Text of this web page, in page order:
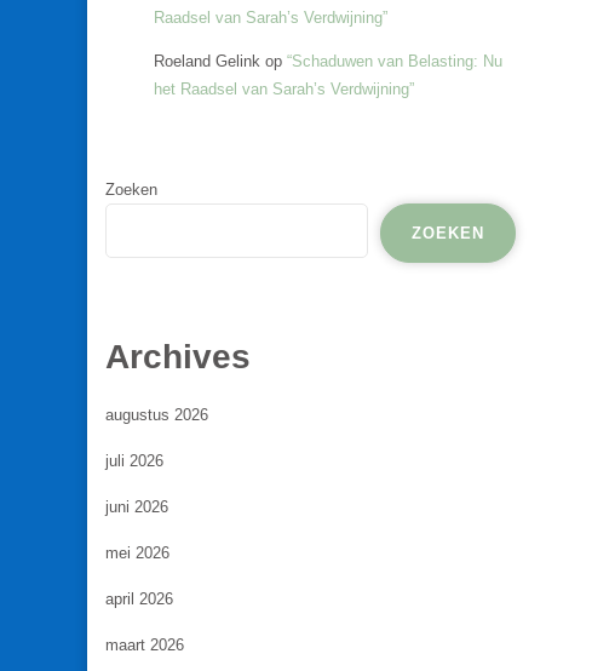
Raadsel van Sarah’s Verdwijning”
Roeland Gelink op “Schaduwen van Belasting: Nu
het Raadsel van Sarah’s Verdwijning”
Zoeken
ZOEKEN
Archives
augustus 2026
juli 2026
juni 2026
mei 2026
april 2026
maart 2026